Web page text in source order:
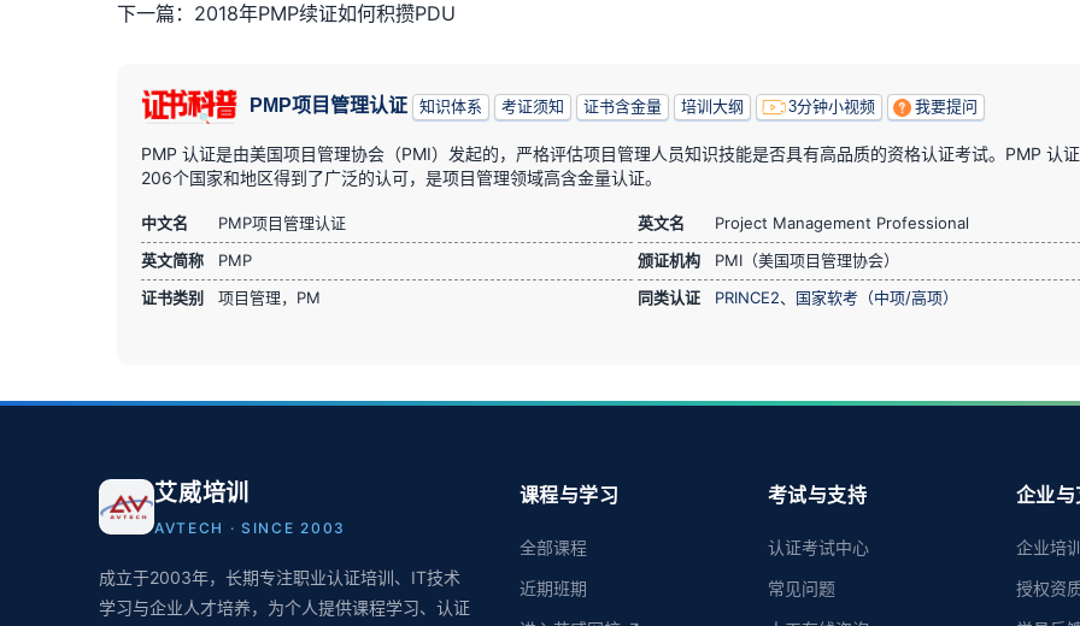
下一篇：2018年PMP续证如何积攒PDU
PMP项目管理认证 知识体系 考证须知 证书含金量 培训大纲 3分钟小视频 我要提问
PMP 认证是由美国项目管理协会（PMI）发起的，严格评估项目管理人员知识技能是否具有高品质的资格认证考试。PMP 认
206个国家和地区得到了广泛的认可，是项目管理领域高含金量认证。
中文名 PMP项目管理认证 英文名
Project Management Professional
英文简称
PMP 颁证机构
PMI（美国项目管理协会）
证书类别
项目管理，PM 同类认证 PRINCE2、 国家软考（中项/高项）
艾威培训
AVTECH · SINCE 2003
成立于2003年，长期专注职业认证培训、IT技术
学习与企业人才培养，为个人提供课程学习、认证
课程与学习
全部课程
近期班期
考试与支持
认证考试中心
常见问题
企业
企业培
授权资